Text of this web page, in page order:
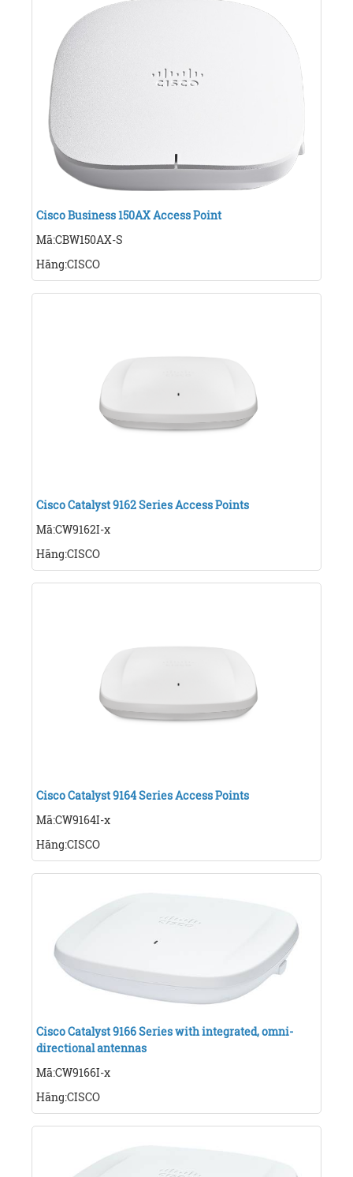
Cisco Business 150AX Access Point
Mã:CBW150AX-S
Hãng:CISCO
Cisco Catalyst 9162 Series Access Points
Mã:CW9162I-x
Hãng:CISCO
Cisco Catalyst 9164 Series Access Points
Mã:CW9164I-x
Hãng:CISCO
Cisco Catalyst 9166 Series with integrated, omni-
directional antennas
Mã:CW9166I-x
Hãng:CISCO